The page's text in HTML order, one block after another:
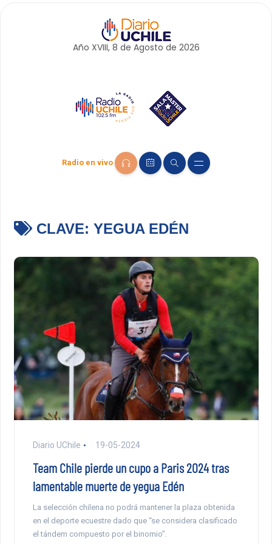
Año XVIII, 8 de Agosto de 2026
Radio en vivo
CLAVE: YEGUA EDÉN
Diario UChile 19-05-2024
Team Chile pierde un cupo a Paris 2024 tras
lamentable muerte de yegua Edén
La selección chilena no podrá mantener la plaza obtenida
en el deporte ecuestre dado que “se considera clasificado
el tándem compuesto por el binomio”.